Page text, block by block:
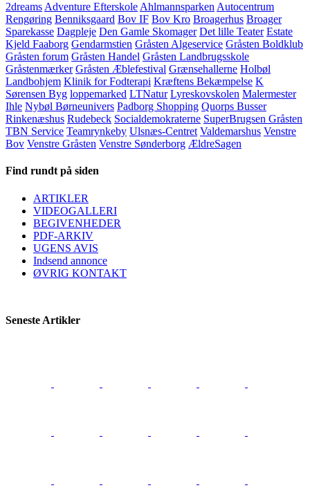
2dreams Adventure Efterskole Ahlmannsparken Autocentrum
Rengøring Benniksgaard Bov IF Bov Kro Broagerhus Broager
Sparekasse Dagpleje Den Gamle Skomager Det lille Teater Estate
Kjeld Faaborg Gendarmstien Gråsten Algeservice Gråsten Boldklub
Gråsten forum Gråsten Handel Gråsten Landbrugsskole
Gråstenmærker Gråsten Æblefestival Grænsehallerne Holbøl
Landbohjem Klinik for Fodterapi Kræftens Bekæmpelse K
Sørensen Byg loppemarked LTNatur Lyreskovskolen Malermester
Ihle Nybøl Børneunivers Padborg Shopping Quorps Busser
Rinkenæshus Rudebeck Socialdemokraterne SuperBrugsen Gråsten
TBN Service Teamrynkeby Ulsnæs-Centret Valdemarshus Venstre
Bov Venstre Gråsten Venstre Sønderborg ÆldreSagen
Find rundt på siden
ARTIKLER
VIDEOGALLERI
BEGIVENHEDER
PDF-ARKIV
UGENS AVIS
Indsend annonce
ØVRIG KONTAKT
Seneste Artikler